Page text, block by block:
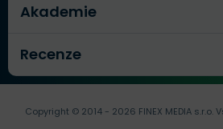
Akademie
Recenze
Copyright © 2014 - 2026 FINEX MEDIA s.r.o.